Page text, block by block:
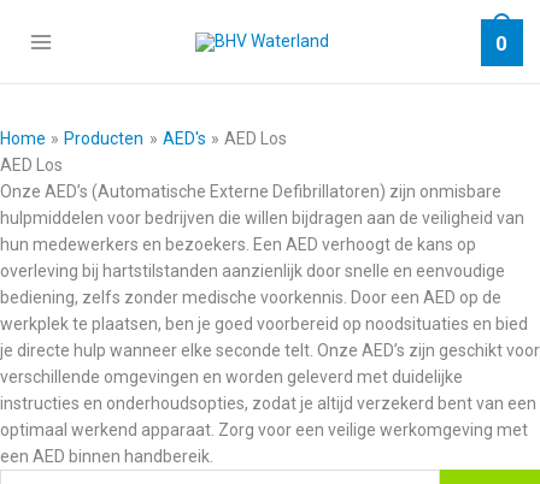
naar
0
Home Producten AED's
AED Los
AED Los
Onze AED’s (Automatische Externe Defibrillatoren) zijn onmisbare
hulpmiddelen voor bedrijven die willen bijdragen aan de veiligheid van
hun medewerkers en bezoekers. Een AED verhoogt de kans op
overleving bij hartstilstanden aanzienlijk door snelle en eenvoudige
bediening, zelfs zonder medische voorkennis. Door een AED op de
werkplek te plaatsen, ben je goed voorbereid op noodsituaties en bied
je directe hulp wanneer elke seconde telt. Onze AED’s zijn geschikt voor
verschillende omgevingen en worden geleverd met duidelijke
instructies en onderhoudsopties, zodat je altijd verzekerd bent van een
optimaal werkend apparaat. Zorg voor een veilige werkomgeving met
een AED binnen handbereik.